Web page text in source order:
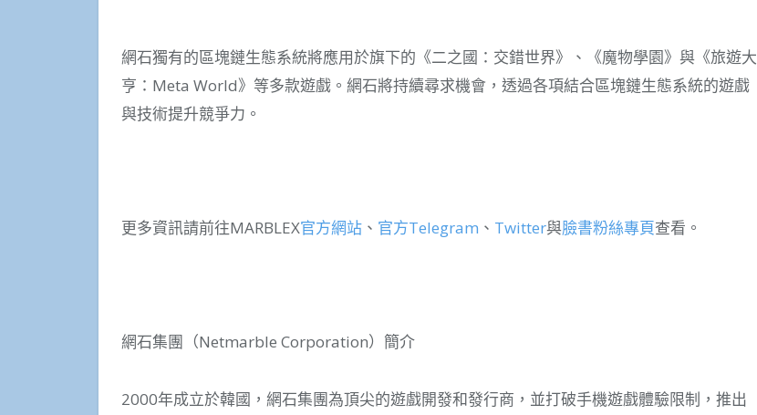
網石獨有的區塊鏈生態系統將應用於旗下的《二之國：交錯世界》、《魔物學園》與《旅遊大
亨：Meta World》等多款遊戲。網石將持續尋求機會，透過各項結合區塊鏈生態系統的遊戲
與技術提升競爭力。
更多資訊請前往MARBLEX官方網站 、 官方Telegram 、 Twitter與臉書粉絲專頁查看。
網石集團（Netmarble Corporation）簡介
2000年成立於韓國，網石集團為頂尖的遊戲開發和發行商，並打破手機遊戲體驗限制，推出